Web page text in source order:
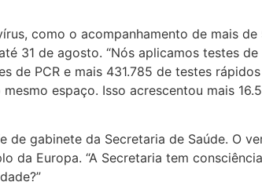
como o acompanhamento de mais
31 de agosto. “Nós aplicamos testes
de PCR e mais 431.785 de testes
espaço. Isso acrescentou mais
gabinete da Secretaria de Saúde. O
da Europa. “A Secretaria tem